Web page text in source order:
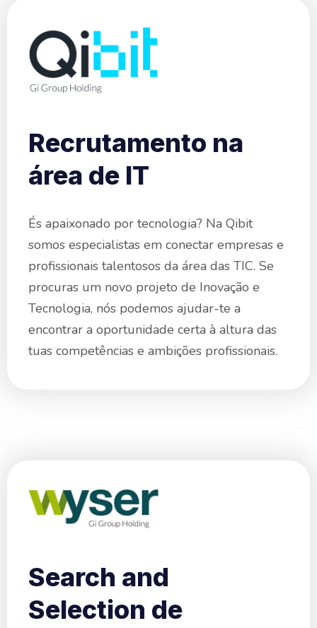
Recrutamento na
área de IT
És apaixonado por tecnologia? Na Qibit
somos especialistas em conectar empresas e
profissionais talentosos da área das TIC. Se
procuras um novo projeto de Inovação e
Tecnologia, nós podemos ajudar-te a
encontrar a oportunidade certa à altura das
tuas competências e ambições profissionais.
Search and
Selection de